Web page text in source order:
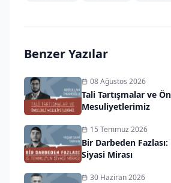
Benzer Yazılar
08 Ağustos 2026
Tali Tartışmalar ve
Mesuliyetlerimiz
15 Temmuz 2026
Bir Darbeden
Siyasi Mirası
30 Haziran 2026